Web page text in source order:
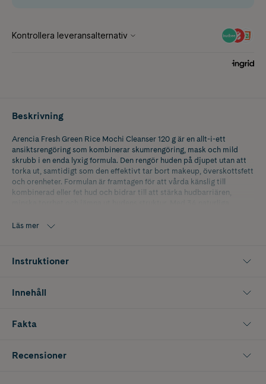
Beskrivning
Arencia Fresh Green Rice Mochi Cleanser 120 g är en allt-i-ett
ansiktsrengöring som kombinerar skumrengöring, mask och mild
skrubb i en enda lyxig formula. Den rengör huden på djupet utan att
torka ut, samtidigt som den effektivt tar bort makeup, överskottsfett
och orenheter. Formulan är framtagen för att vårda känslig till
kombinerad eller fet hud och bidrar till att stärka hudbarriären,
lämnas huden mjuk, klar och fräsch med en naturlig lyster.
Läs mer
Instruktioner
Innehåll
Fakta
Recensioner